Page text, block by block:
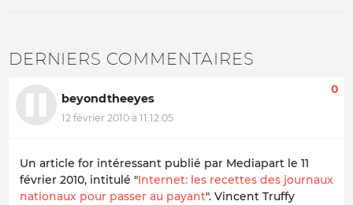
DERNIERS COMMENTAIRES
beyondtheeyes
12 février 2010 à 11:12:05
0
Un article for intéressant publié par Mediapart le 11
février 2010, intitulé "Internet: les recettes des journaux
nationaux pour passer au payant". Vincent Truffy